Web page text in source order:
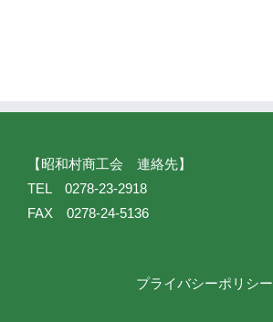
【昭和村商工会 連絡先】
TEL 0278-23-2918
FAX 0278-24-5136
プライバシーポリシー